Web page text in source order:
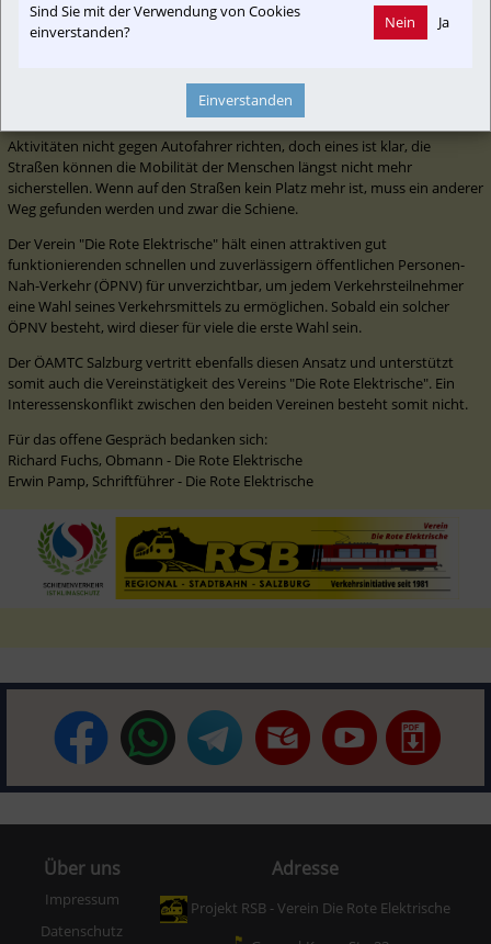
©Pressefoto ÖBB/ÖAMTC
Aktivitäten nicht gegen Autofahrer richten, doch eines ist klar, die
Straßen können die Mobilität der Menschen längst nicht mehr
sicherstellen. Wenn auf den Straßen kein Platz mehr ist, muss ein anderer
Weg gefunden werden und zwar die Schiene.
Der Verein "Die Rote Elektrische" hält einen attraktiven gut
funktionierenden schnellen und zuverlässigern öffentlichen Personen-
Nah-Verkehr (ÖPNV) für unverzichtbar, um jedem Verkehrsteilnehmer
eine Wahl seines Verkehrsmittels zu ermöglichen. Sobald ein solcher
ÖPNV besteht, wird dieser für viele die erste Wahl sein.
Der ÖAMTC Salzburg vertritt ebenfalls diesen Ansatz und unterstützt
somit auch die Vereinstätigkeit des Vereins "Die Rote Elektrische". Ein
Interessenskonflikt zwischen den beiden Vereinen besteht somit nicht.
Für das offene Gespräch bedanken sich:
Richard Fuchs, Obmann - Die Rote Elektrische
Erwin Pamp, Schriftführer - Die Rote Elektrische
Über uns
Impressum
Datenschutz
Adresse
Projekt RSB - Verein Die Rote Elektrische
Sind Sie mit der Verwendung von Cookies
einverstanden?
Nein Ja
Einverstanden